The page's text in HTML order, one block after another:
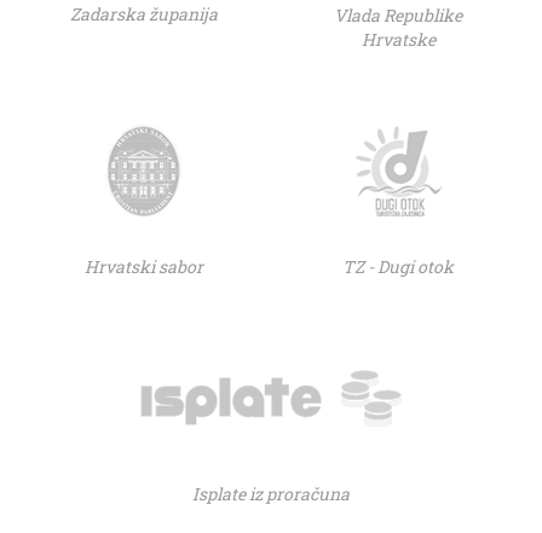
Zadarska županija
Vlada Republike
Hrvatske
Hrvatski sabor TZ - Dugi otok
Isplate iz proračuna